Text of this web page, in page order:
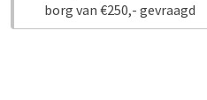
borg van €250,- gevraagd